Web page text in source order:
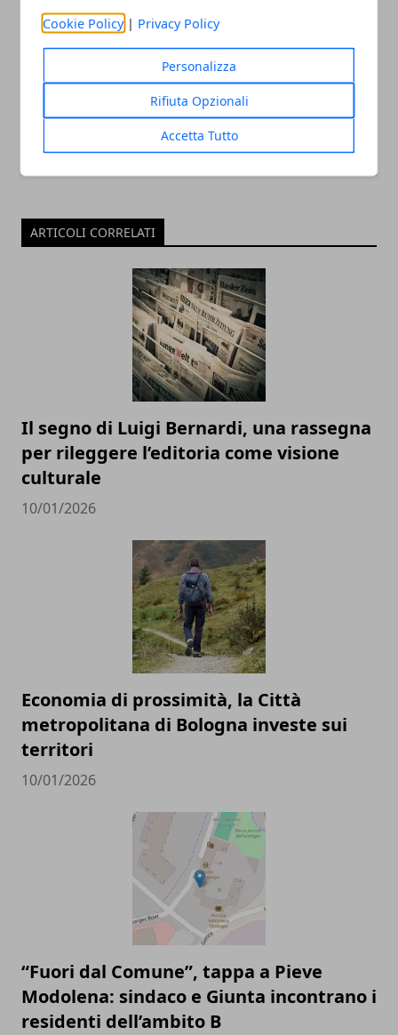
Cookie Policy | Privacy Policy
Personalizza
Rifiuta Opzionali
Accetta Tutto
ARTICOLI CORRELATI
Il segno di Luigi Bernardi, una rassegna
per rileggere l’editoria come visione
culturale
10/01/2026
Economia di prossimità, la Città
metropolitana di Bologna investe sui
territori
10/01/2026
“Fuori dal Comune”, tappa a Pieve
Modolena: sindaco e Giunta incontrano i
residenti dell’ambito B